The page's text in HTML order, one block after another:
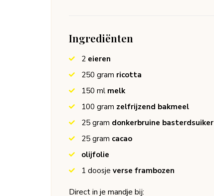
Ingrediënten
2 eieren
250 gram ricotta
150 ml melk
100 gram zelfrijzend bakmeel
25 gram donkerbruine basterdsuiker
25 gram cacao
olijfolie
1 doosje verse frambozen
Direct in je mandje bij: